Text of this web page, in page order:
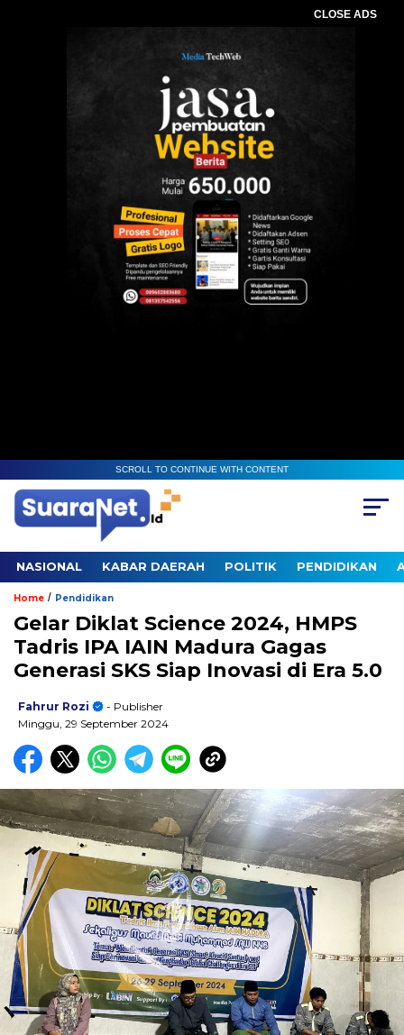
CLOSE ADS
SCROLL TO CONTINUE WITH CONTENT
NASIONAL KABAR DAERAH POLITIK PENDIDIKAN
Home / Pendidikan
Gelar Diklat Science 2024, HMPS
Tadris IPA IAIN Madura Gagas
Generasi SKS Siap Inovasi di Era 5.0
Fahrur Rozi
- Publisher
Minggu, 29 September 2024